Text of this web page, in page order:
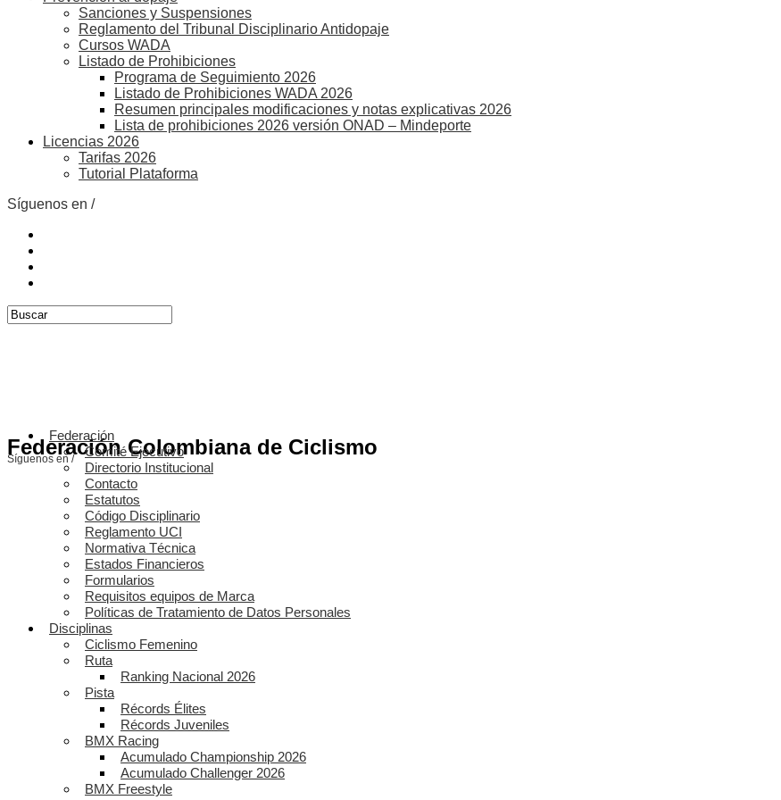
Sanciones y Suspensiones
Reglamento del Tribunal Disciplinario Antidopaje
Cursos WADA
Listado de Prohibiciones
Programa de Seguimiento 2026
Listado de Prohibiciones WADA 2026
Resumen principales modificaciones y notas explicativas 2026
Lista de prohibiciones 2026 versión ONAD – Mindeporte
Licencias 2026
Tarifas 2026
Tutorial Plataforma
Síguenos en /
Federación Colombiana de Ciclismo
Síguenos en /
Federación
Comité Ejecutivo
Directorio Institucional
Contacto
Estatutos
Código Disciplinario
Reglamento UCI
Normativa Técnica
Estados Financieros
Formularios
Requisitos equipos de Marca
Políticas de Tratamiento de Datos Personales
Disciplinas
Ciclismo Femenino
Ruta
Ranking Nacional 2026
Pista
Récords Élites
Récords Juveniles
BMX Racing
Acumulado Championship 2026
Acumulado Challenger 2026
BMX Freestyle